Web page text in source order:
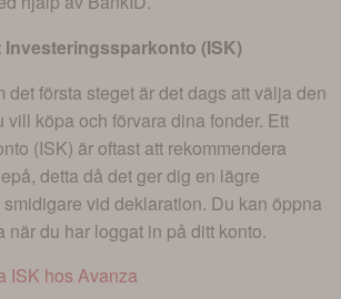
Investeringssparkonto (ISK)
det första steget är det dags att välja den
vill köpa och förvara dina fonder. Ett
(ISK) är oftast att rekommendera
detta då det ger dig en lägre
vid deklaration. Du kan öppna
när du har loggat in på ditt konto.
ISK hos Avanza